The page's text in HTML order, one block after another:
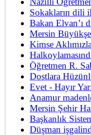
Sokakların dili
Bakan Elvan’ı
Mersin
Kimse
Öğretmen R.
Dostlara
Evet - Hayır
Anamur
Mersin Şehir
Başkanlık
Düşman